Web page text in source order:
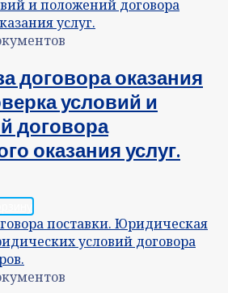
договора оказания
условий и
договора
оказания услуг.